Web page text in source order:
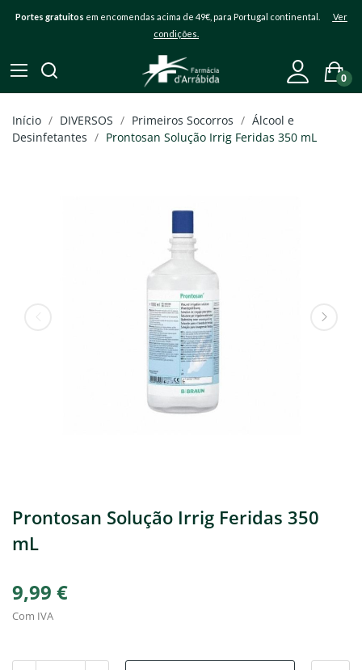
Portes gratuitos em encomendas acima de 49€, para Portugal continental. Ver
condições.
0
Início DIVERSOS Primeiros Socorros
Álcool e
Desinfetantes
Prontosan Solução Irrig Feridas 350 mL
Prontosan Solução Irrig Feridas 350
mL
9,99 €
Com IVA